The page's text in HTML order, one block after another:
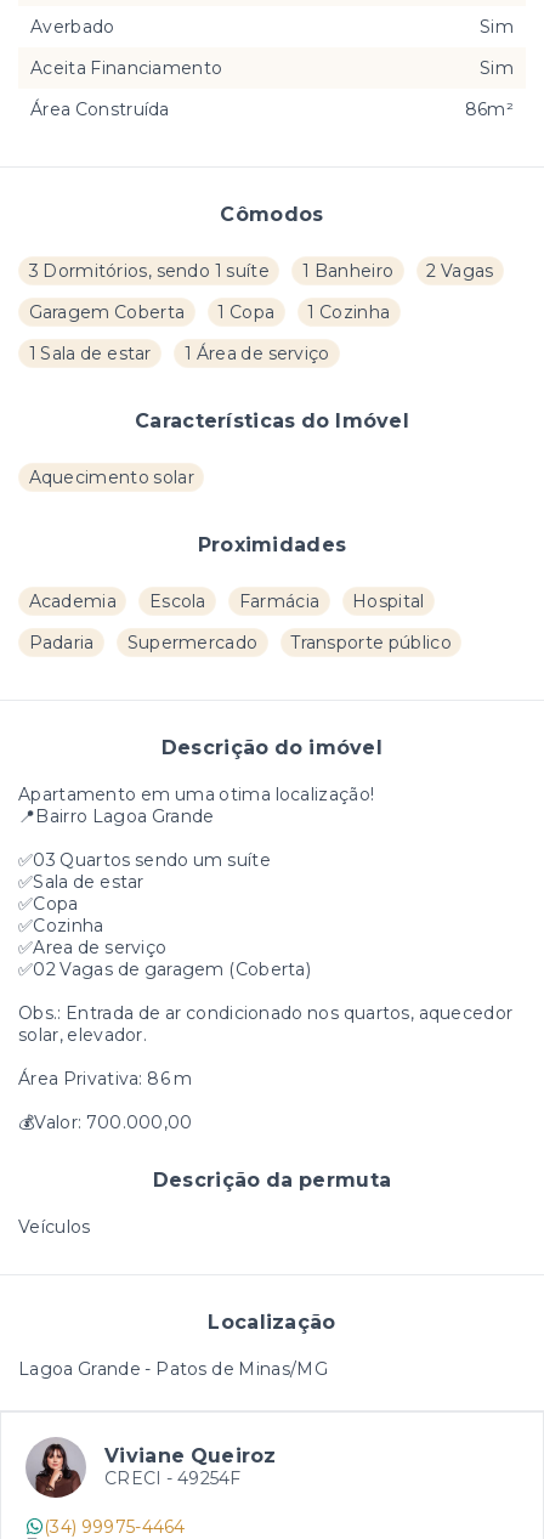
Cômodos
3 Dormitórios, sendo 1 suíte 1 Banheiro
2 Vagas
Garagem Coberta
1 Copa
1 Cozinha
1 Sala de estar
1 Área de serviço
Características do Imóvel
Aquecimento solar
Proximidades
Academia Escola Farmácia
Hospital
Padaria
Supermercado Transporte público
Descrição do imóvel
Apartamento em uma otima localização!
📍Bairro Lagoa Grande
✅03 Quartos sendo um suíte
✅Sala de estar
✅Copa
✅Cozinha
✅Area de serviço
✅02 Vagas de garagem (Coberta)
Obs.: Entrada de ar condicionado nos quartos, aquecedor
solar, elevador.
Área Privativa: 86 m
💰Valor: 700.000,00
Descrição da permuta
Veículos
Localização
Lagoa Grande - Patos de Minas/MG
Averbado
Sim
Aceita Financiamento
Sim
Área Construída
86m²
Viviane Queiroz
CRECI - 49254F
(34) 99975-4464